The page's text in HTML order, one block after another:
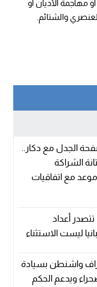
مهاجمة الأديان أو
والشتائم.
الجدل مع دكار..
الشراكة
مع اتفاقيات
أعداد
ليست الاستثناء
واشنطن بسيادة
ويدعم الحكم